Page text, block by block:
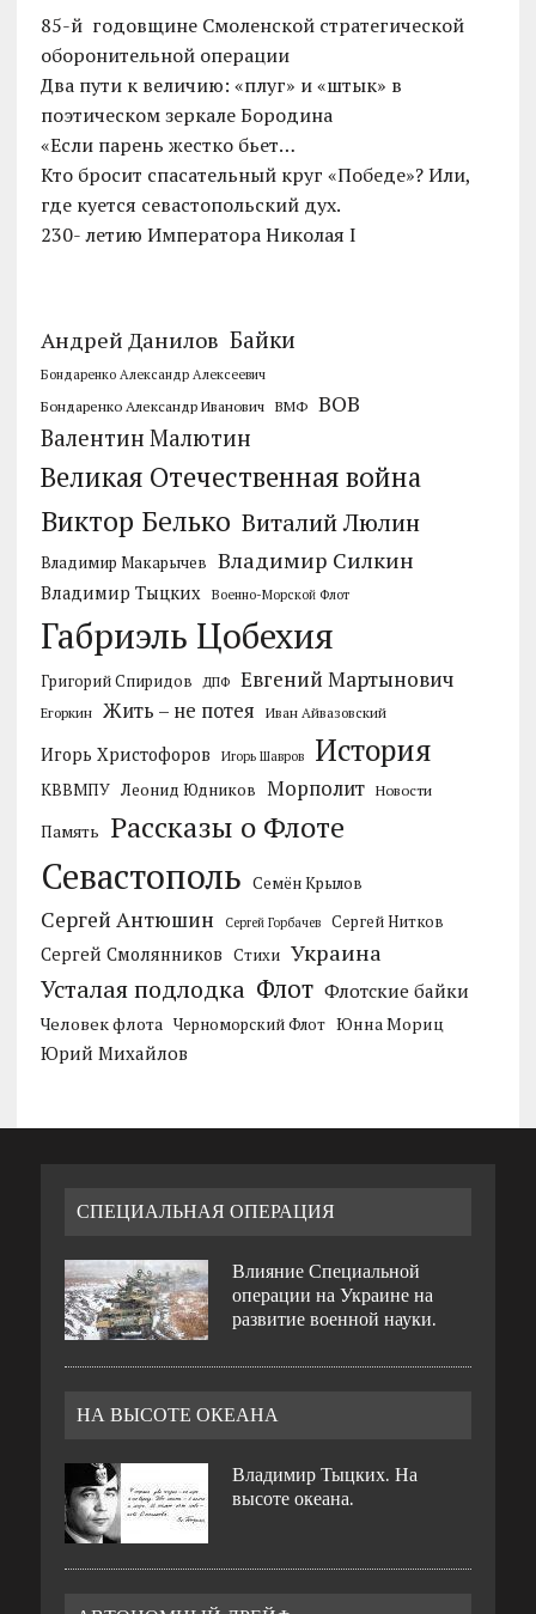
85-й годовщине Смоленской стратегической
оборонительной операции
Два пути к величию: «плуг» и «штык» в
поэтическом зеркале Бородина
«Если парень жестко бьет…
Кто бросит спасательный круг «Победе»? Или,
где куется севастопольский дух.
230- летию Императора Николая I
Андрей Данилов Байки
Бондаренко Александр Алексеевич
Бондаренко Александр Иванович ВМФ ВОВ
Валентин Малютин
Великая Отечественная война
Виктор Белько Виталий Люлин
Владимир Макарычев Владимир Силкин
Владимир Тыцких Военно-Морской Флот
Габриэль Цобехия
Григорий Спиридов ДПФ Евгений Мартынович
Егоркин Жить – не потея Иван Айвазовский
Игорь Христофоров Игорь Шавров История
КВВМПУ Леонид Юдников Морполит Новости
Память Рассказы о Флоте
Севастополь Семён Крылов
Сергей Антюшин Сергей Горбачев Сергей Нитков
Сергей Смолянников Стихи Украина
Усталая подлодка Флот Флотские байки
Человек флота Черноморский Флот Юнна Мориц
Юрий Михайлов
СПЕЦИАЛЬНАЯ ОПЕРАЦИЯ
Влияние Специальной
операции на Украине на
развитие военной науки.
НА ВЫСОТЕ ОКЕАНА
Владимир Тыцких. На
высоте океана.